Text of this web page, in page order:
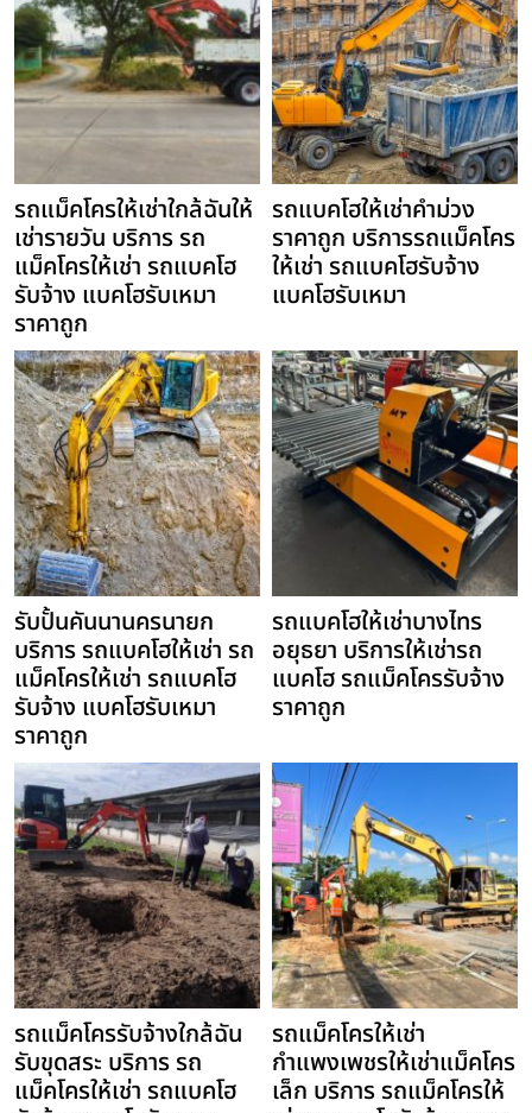
รถแม็คโครให้เช่าใกล้ฉันให้
เช่ารายวัน บริการ รถ
แม็คโครให้เช่า รถแบคโฮ
รับจ้าง แบคโฮรับเหมา
ราคาถูก
รถแบคโฮให้เช่าคำม่วง
ราคาถูก บริการรถแม็คโคร
ให้เช่า รถแบคโฮรับจ้าง
แบคโฮรับเหมา
รับปั้นคันนานครนายก
บริการ รถแบคโฮให้เช่า รถ
แม็คโครให้เช่า รถแบคโฮ
รับจ้าง แบคโฮรับเหมา
ราคาถูก
รถแบคโฮให้เช่าบางไทร
อยุธยา บริการให้เช่ารถ
แบคโฮ รถแม็คโครรับจ้าง
ราคาถูก
รถแม็คโครรับจ้างใกล้ฉัน
รับขุดสระ บริการ รถ
แม็คโครให้เช่า รถแบคโฮ
รถแม็คโครให้เช่า
กำแพงเพชรให้เช่าแม็คโคร
เล็ก บริการ รถแม็คโครให้